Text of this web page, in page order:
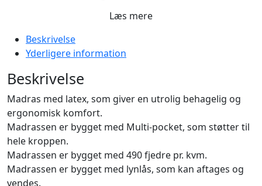
Læs mere
Beskrivelse
Yderligere information
Beskrivelse
Madras med latex, som giver en utrolig behagelig og
ergonomisk komfort.
Madrassen er bygget med Multi-pocket, som støtter til
hele kroppen.
Madrassen er bygget med 490 fjedre pr. kvm.
Madrassen er bygget med lynlås, som kan aftages og
vendes.